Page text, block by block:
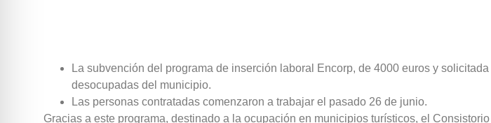
La subvención del programa de inserción laboral Encorp, de 4000 euros y
desocupadas del municipio.
Las personas contratadas comenzaron a trabajar el pasado 26 de junio.
Gracias a este programa, destinado a la ocupación en municipios turísticos, el